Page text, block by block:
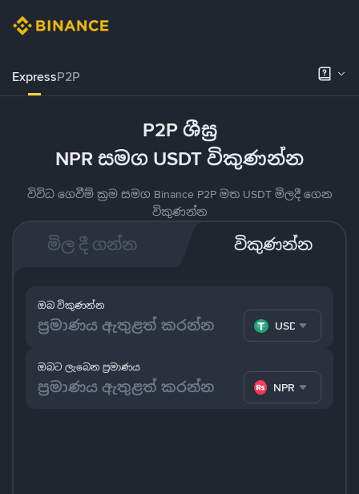
ExpressP2P
P2P ශීඝ්‍ර
NPR සමග USDT විකුණන්න
විවිධ ගෙවීම් ක්‍රම සමග Binance P2P මත USDT මිලදී ගෙන
විකුණන්න
මිල දී ගන්න විකුණන්න
ඔබට ලැබෙන ප්‍රමාණය
NPR
ඔබ විකුණන්න
USDT